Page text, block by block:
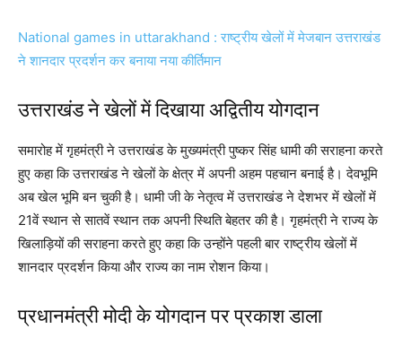
National games in uttarakhand : राष्ट्रीय खेलों में मेजबान उत्तराखंड
ने शानदार प्रदर्शन कर बनाया नया कीर्तिमान
उत्तराखंड ने खेलों में दिखाया अद्वितीय योगदान
समारोह में गृहमंत्री ने उत्तराखंड के मुख्यमंत्री पुष्कर सिंह धामी की सराहना करते
हुए कहा कि उत्तराखंड ने खेलों के क्षेत्र में अपनी अहम पहचान बनाई है। देवभूमि
अब खेल भूमि बन चुकी है। धामी जी के नेतृत्व में उत्तराखंड ने देशभर में खेलों में
21वें स्थान से सातवें स्थान तक अपनी स्थिति बेहतर की है। गृहमंत्री ने राज्य के
खिलाड़ियों की सराहना करते हुए कहा कि उन्होंने पहली बार राष्ट्रीय खेलों में
शानदार प्रदर्शन किया और राज्य का नाम रोशन किया।
प्रधानमंत्री मोदी के योगदान पर प्रकाश डाला